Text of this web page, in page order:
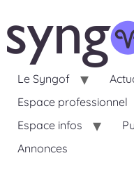
Le Syngof
Espace professionnel
Espace infos
Annonces